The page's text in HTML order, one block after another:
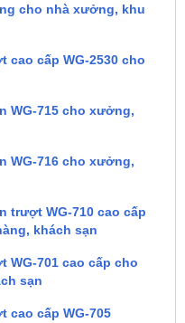
cho nhà xưởng, khu
cao cấp WG-2530 cho
WG-715 cho xưởng,
WG-716 cho xưởng,
trượt WG-710 cao cấp
khách sạn
WG-701 cao cấp cho
sạn
cao cấp WG-705